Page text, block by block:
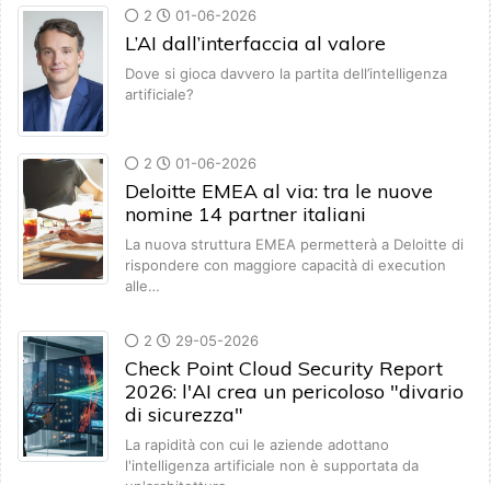
2 01-06-2026
L’AI dall’interfaccia al valore
Dove si gioca davvero la partita dell’intelligenza
artificiale?
2 01-06-2026
Deloitte EMEA al via: tra le nuove
nomine 14 partner italiani
La nuova struttura EMEA permetterà a Deloitte di
rispondere con maggiore capacità di execution
alle…
2 29-05-2026
Check Point Cloud Security Report
2026: l'AI crea un pericoloso "divario
di sicurezza"
La rapidità con cui le aziende adottano
l'intelligenza artificiale non è supportata da